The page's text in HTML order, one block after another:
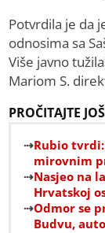
Potvrdila je da
odnosima sa
Više javno
Mariom S.
PROČITAJTE JOŠ
Rubio
mirovnim
Nasjeo na
Hrvatskoj
Odmor se
Budvu,